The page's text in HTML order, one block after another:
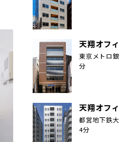
天翔オフ
東京メトロ
分
天翔オフ
都営地下鉄
4分